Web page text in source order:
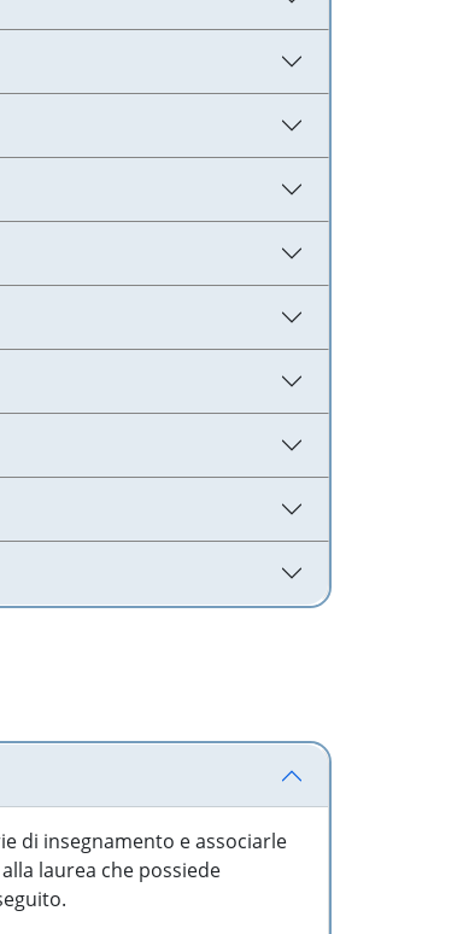
di insegnamento e associarle
laurea che possiede